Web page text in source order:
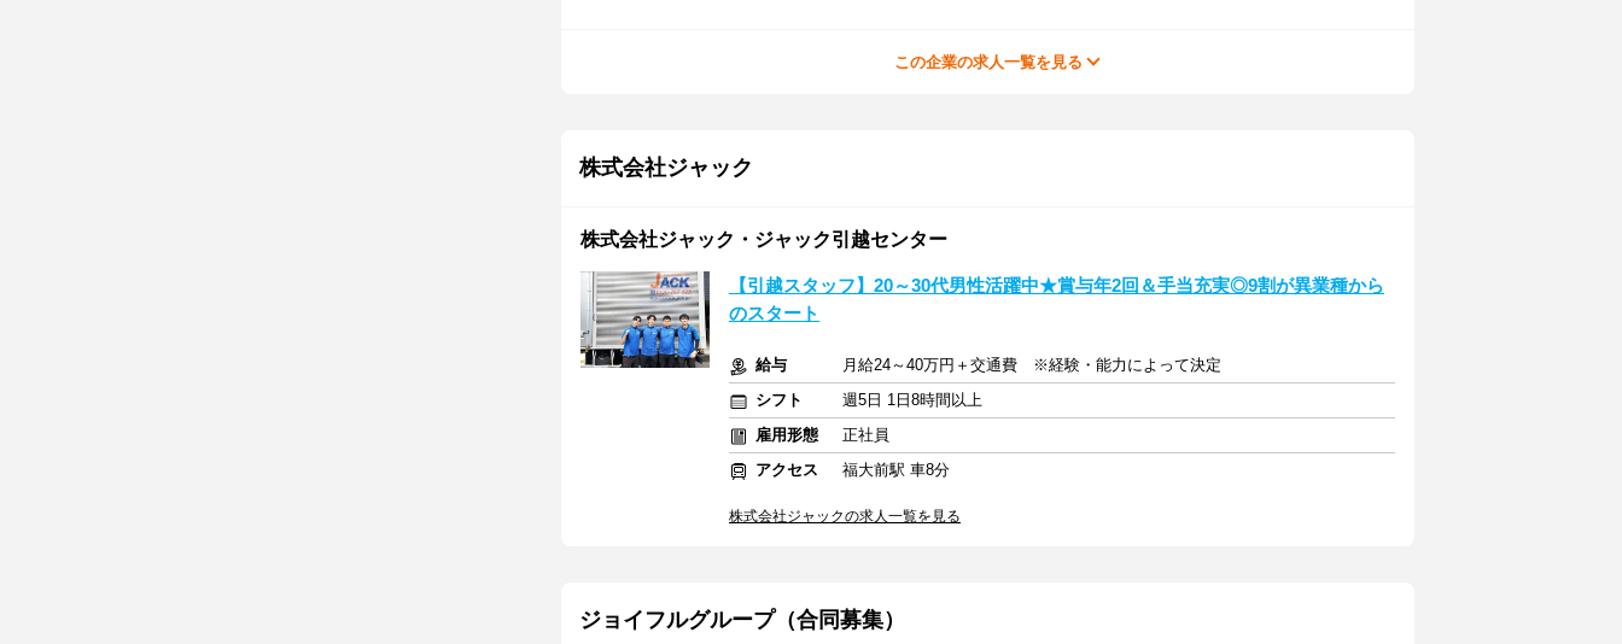
この企業の求人一覧を見る
株式会社ジャック
株式会社ジャック・ジャック引越センター
【引越スタッフ】20～30代男性活躍中★賞与年2回＆手当充実◎9割が異業種から
のスタート
給与
月給24～40万円＋交通費 ※経験・能力によって決定
シフト
週5日 1日8時間以上
雇用形態
正社員
アクセス
福大前駅 車8分
株式会社ジャックの求人一覧を見る
ジョイフルグループ（合同募集）